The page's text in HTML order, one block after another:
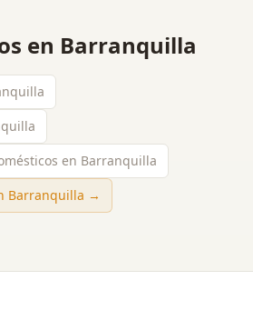
en Barranquilla
en Barranquilla
Barranquilla →